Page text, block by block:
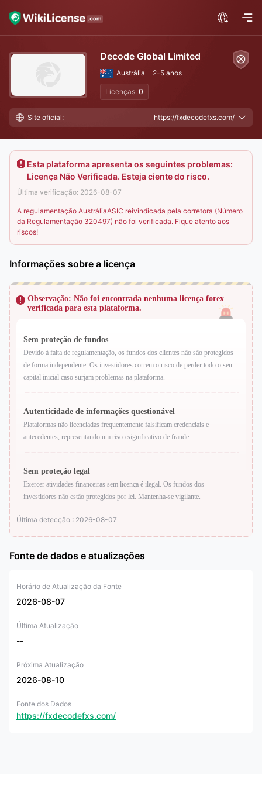
Decode Global Limited
Austrália 2-5 anos
Licenças: 0
Site oficial: https://fxdecodefxs.com/
Esta plataforma apresenta os seguintes problemas:
Licença Não Verificada. Esteja ciente do risco.
Última verificação: 2026-08-07
A regulamentação AustráliaASIC reivindicada pela corretora (Número
da Regulamentação 320497) não foi verificada. Fique atento aos
riscos!
Informações sobre a licença
Observação: Não foi encontrada nenhuma licença forex
verificada para esta plataforma.
Sem proteção de fundos
Devido à falta de regulamentação, os fundos dos clientes não são protegidos
de forma independente. Os investidores correm o risco de perder todo o seu
capital inicial caso surjam problemas na plataforma.
Autenticidade de informações questionável
Plataformas não licenciadas frequentemente falsificam credenciais e
antecedentes, representando um risco significativo de fraude.
Sem proteção legal
Exercer atividades financeiras sem licença é ilegal. Os fundos dos
investidores não estão protegidos por lei. Mantenha-se vigilante.
Última detecção : 2026-08-07
Fonte de dados e atualizações
Horário de Atualização da Fonte
2026-08-07
Última Atualização
--
Próxima Atualização
2026-08-10
Fonte dos Dados
https://fxdecodefxs.com/